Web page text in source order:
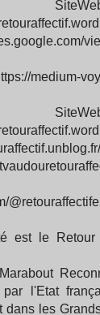
est le
l'Etat
dans les